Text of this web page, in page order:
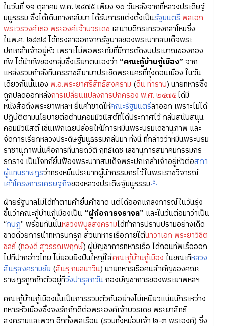
ในวันที่ ๑๑ ตุลาคม พ.ศ. ๒๔๗๕ เพียง ๑๐ วันหลังจากที่หลวงประดิษฐ์
มนูธรรม ซึ่งได้เดินทางกลับมา ได้รับการแต่งตั้งเป็นรัฐมนตรี พลเอก
พระวรวงศ์เธอ พระองค์เจ้าบวรเดช เสนาบดีกระทรวงกลาโหมซึ่ง
ในพ.ศ. ๒๔๗๔ ได้ทรงลาออกจากรัฐบาลของพระบาทสมเด็จพระ
ปกเกล้าเจ้าอยู่หัว เพราะไม่พอพระทัยที่มีการตัดงบประมาณของกอง
ทัพ ได้นำทัพของกลุ่มซึ่งเรียกตนเองว่า “คณะกู้บ้านกู้เมือง” จาก
แหล่งรวมกำลังที่นครราชสีมามาประชิดพระนครที่ทุ่งดอนเมือง ในวัน
เดียวกันนั้นเอง พ.อ.พระยาศรีสิทธิสงคราม (ดิ่น ท่าราบ) นายทหารซึ่ง
ถูกปลดออกหลังการเปลี่ยนแปลงการปกครอง พ.ศ. ๒๔๗๕ได้มี
หนังสือถึงพระยาพหลฯ ยื่นคำขาดให้คณะรัฐมนตรีลาออก เพราะไม่ได้
ปฏิบัติตามนโยบายต่อต้านคอมมิวนิสต์ที่ได้ประกาศไว้ กลับสนับสนุน
คอมมิวนิสต์ เช่นเพิกเฉยปล่อยให้มีการหมิ่นพระบรมเดชานุภาพ และ
จัดการเรียกหลวงประดิษฐ์มนูธรรมกลับมา ทั้งนี้ ที่กล่าวว่าหมิ่นพระบรม
ราชานุภาพนั้นคือการที่นายถวัติ ฤทธิเดช เลขานุการสมาคมกรรมกร
รถราง เป็นโจทก์ยื่นฟ้องพระบาทสมเด็จพระปกเกล้าเจ้าอยู่หัวต่อสภา
ผู้แทนราษฎรว่าทรงหมิ่นประมาทผู้นำกรรมกรไว้ในพระราชวิจารณ์
เค้าโครงการเศรษฐกิจของหลวงประดิษฐ์มนูธรรม[3]
ฝ่ายรัฐบาลไม่ได้ทำตามคำยื่นคำขาด แต่ได้ออกแถลงการณ์ในวันรุ่ง
ขึ้นว่าคณะกู้บ้านกู้เมืองเป็น “ผู้ก่อการจราจล” และในวันต่อมาว่าเป็น
“กบฎ” พร้อมกันนั้นหลวงพิบูลสงครามได้ทำการปราบปรามอย่างเด็ด
ขาดด้วยการนำทหารบกรุก ส่วนทหารเรือภายใต้นาวาเอก พระยาวิชิต
ชลธี(ทองดี สุวรรณพฤกษ์) ผู้บัญชาการทหารเรือ ได้ถอนทัพเรือออก
ไปที่ปากอ่าวไทย ไม่ยอมยิงปืนใหญ่ใส่คณะกู้บ้านกู้เมือง ในขณะที่หลวง
สินธุสงครามชัย (สินธุ กมลนาวิน) นายทหารเรือคนสำคัญของคณะ
ราษฎรถูกกักตัวอยู่ที่วังปารุสกวันกองบัญชาการของพระยาพหลฯ
คณะกู้บ้านกู้เมืองนั้นเป็นการรวมตัวกันอย่างไม่เหนียวแน่นนักระหว่าง
ทหารหัวเมืองซึ่งจงรักภักดีต่อพระองค์เจ้าบวรเดช พระยาสิทธิ
สงครามและพวก อีกทั้งพลเรือน (รวมทั้งหม่อมเจ้า ๒-๓ พระองค์) ซึ่ง